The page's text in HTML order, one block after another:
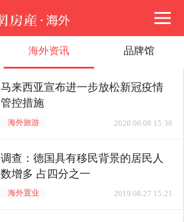
海外资讯 品牌馆
马来西亚宣布进一步放松新冠疫情
管控措施
2020.06.08 15:36
海外旅游
调查：德国具有移民背景的居民人
数增多 占四分之一
2019.08.27 15:21
海外置业